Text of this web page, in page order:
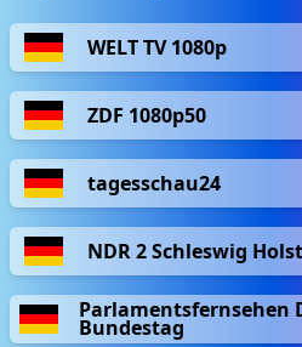
WELT TV 1080p
ZDF 1080p50
tagesschau24
NDR 2 Schleswig
Parlamentsfernsehen
Bundestag